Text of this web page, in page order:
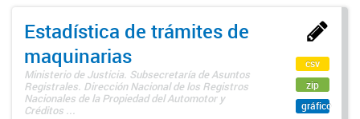
Estadística de trámites de
maquinarias
Ministerio de Justicia. Subsecretaría de Asuntos
Registrales. Dirección Nacional de los Registros
Nacionales de la Propiedad del Automotor y
Créditos ...
csv
zip
gráfico